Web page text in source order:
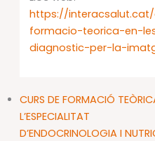
https://
formacio-teorica-en-
diagnostic-per-la-
CURS DE FORMACIÓ
L’ESPECIALITAT
D’ENDOCRINOLOGIA I